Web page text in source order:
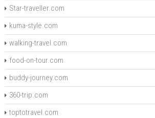
Star-traveller.com
kuma-style.com
walking-travel.com
food-on-tour.com
buddy-journey.com
360-trip.com
toptotravel.com